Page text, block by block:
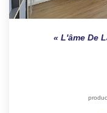
L'âme De